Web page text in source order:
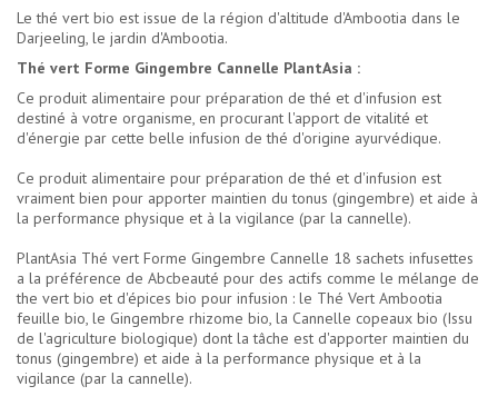
Le thé vert bio est issue de la région d'altitude d'Ambootia dans le
Darjeeling, le jardin d'Ambootia.
Thé vert Forme Gingembre Cannelle PlantAsia :
Ce produit alimentaire pour préparation de thé et d'infusion est
destiné à votre organisme, en procurant l'apport de vitalité et
d'énergie par cette belle infusion de thé d'origine ayurvédique.
Ce produit alimentaire pour préparation de thé et d'infusion est
vraiment bien pour apporter maintien du tonus (gingembre) et aide à
la performance physique et à la vigilance (par la cannelle).
PlantAsia Thé vert Forme Gingembre Cannelle 18 sachets infusettes
a la préférence de Abcbeauté pour des actifs comme le mélange de
the vert bio et d'épices bio pour infusion : le Thé Vert Ambootia
feuille bio, le Gingembre rhizome bio, la Cannelle copeaux bio (Issu
de l'agriculture biologique) dont la tâche est d'apporter maintien du
tonus (gingembre) et aide à la performance physique et à la
vigilance (par la cannelle).